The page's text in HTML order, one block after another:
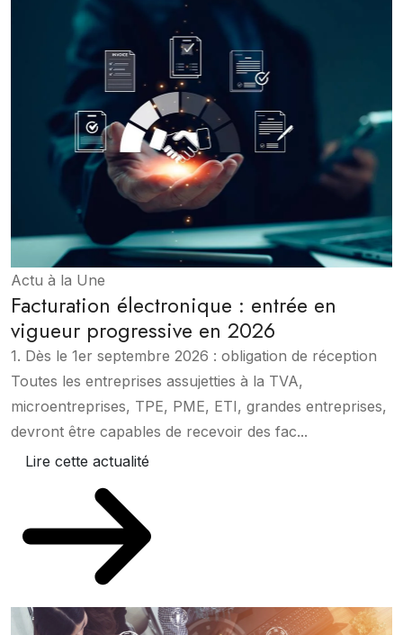
Actu à la Une
Facturation électronique : entrée en
vigueur progressive en 2026
1. Dès le 1er septembre 2026 : obligation de réception
Toutes les entreprises assujetties à la TVA,
microentreprises, TPE, PME, ETI, grandes entreprises,
devront être capables de recevoir des fac...
Lire cette actualité